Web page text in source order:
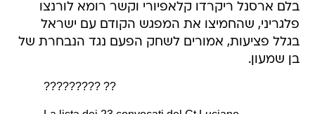
בלם ארסנל ריקרדו קלאפיורי וקשר רומא לורנצו
פלגריני, שהחמיצו את המפגש הקודם עם ישראל
בגלל פציעות, אמורים לשחק הפעם נגד הנבחרת של
בן שמעון.
????????? ??